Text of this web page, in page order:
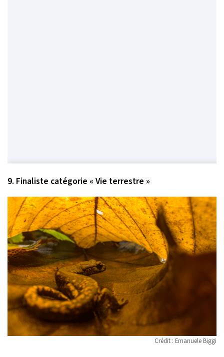
9. Finaliste catégorie « Vie terrestre »
Crédit : Emanuele Biggi